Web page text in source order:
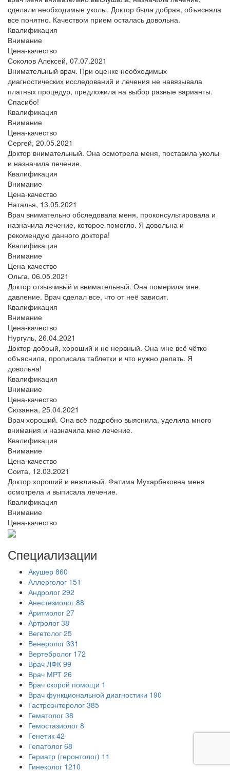
сделали необходимые уколы. Доктор была добрая, объясняла
все понятно. Качеством прием осталась довольна.
Квалификация
Внимание
Цена-качество
Соколов Алексей, 07.07.2021
Внимательный врач. При оценке необходимых
диагностических исследований и лечения не навязывала
платных процедур, предложила на выбор разные варианты.
Спасибо!
Квалификация
Внимание
Цена-качество
Сергей, 20.05.2021
Доктор внимательный. Она осмотрела меня, поставила уколы
и назначила лечение.
Квалификация
Внимание
Цена-качество
Наталья, 13.05.2021
Врач внимательно обследовала меня, проконсультировала и
назначила лечение, которое помогло. Я довольна и
рекомендую данного доктора!
Квалификация
Внимание
Цена-качество
Ольга, 06.05.2021
Доктор отзывчивый и внимательный. Она померила мне
давление. Врач сделал все, что от неё зависит.
Квалификация
Внимание
Цена-качество
Нургуль, 26.04.2021
Доктор добрый, хороший и не нервный. Она мне всё чётко
объяснила, прописала таблетки и что нужно делать. Я
довольна!
Квалификация
Внимание
Цена-качество
Сюзанна, 25.04.2021
Врач хороший. Она всё подробно выяснила, уделила много
внимания и назначила мне лечение.
Квалификация
Внимание
Цена-качество
Соита, 12.03.2021
Доктор хороший и вежливый. Фатима Мухарбековна меня
осмотрела и выписала лечение.
Квалификация
Внимание
Цена-качество
Специализации
Акушер 860
Аллерголог 151
Андролог 292
Анестезиолог 88
Аритмолог 27
Артролог 38
Вегетолог 25
Венеролог 331
Вертебролог 172
Врач ЛФК 99
Врач МРТ 26
Врач скорой помощи 1
Врач функциональной диагностики 190
Гастроэнтеролог 385
Гематолог 38
Гемостазиолог 8
Генетик 42
Гепатолог 68
Гериатр (геронтолог) 11
Гинеколог 1210